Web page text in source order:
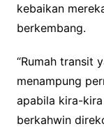
kebaikan
berkembang.
“Rumah transit
menampung
apabila kira-
berkahwin